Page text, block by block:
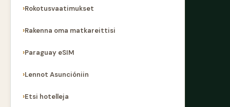
Rokotusvaatimukset
Rakenna oma matkareittisi
Paraguay eSIM
Lennot Asuncióniin
Etsi hotelleja